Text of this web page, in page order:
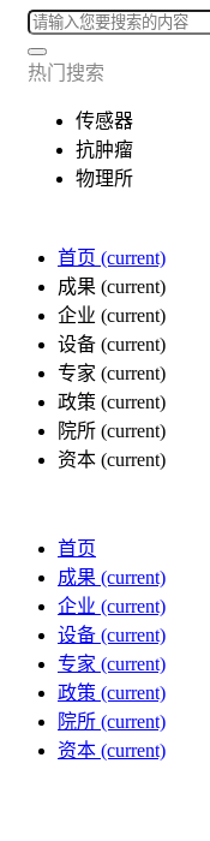
热门搜索
传感器
抗肿瘤
物理所
首页 (current)
成果 (current)
企业 (current)
设备 (current)
专家 (current)
政策 (current)
院所 (current)
资本 (current)
首页
成果 (current)
企业 (current)
设备 (current)
专家 (current)
政策 (current)
院所 (current)
资本 (current)